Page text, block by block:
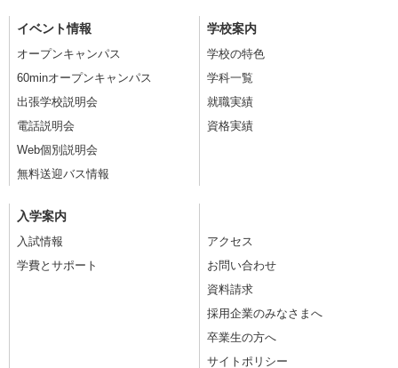
イベント情報
オープンキャンパス
60minオープンキャンパス
出張学校説明会
電話説明会
Web個別説明会
無料送迎バス情報
学校案内
学校の特色
学科一覧
就職実績
資格実績
入学案内
入試情報
学費とサポート
アクセス
お問い合わせ
資料請求
採用企業のみなさまへ
卒業生の方へ
サイトポリシー